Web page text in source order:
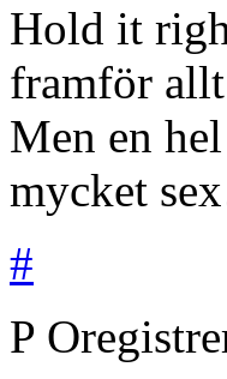
Hold it
framför
Men en
mycket
#
P